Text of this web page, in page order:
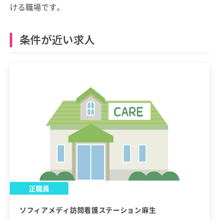
ける職場です。
条件が近い求人
正職員
ソフィアメディ訪問看護ステーション麻生